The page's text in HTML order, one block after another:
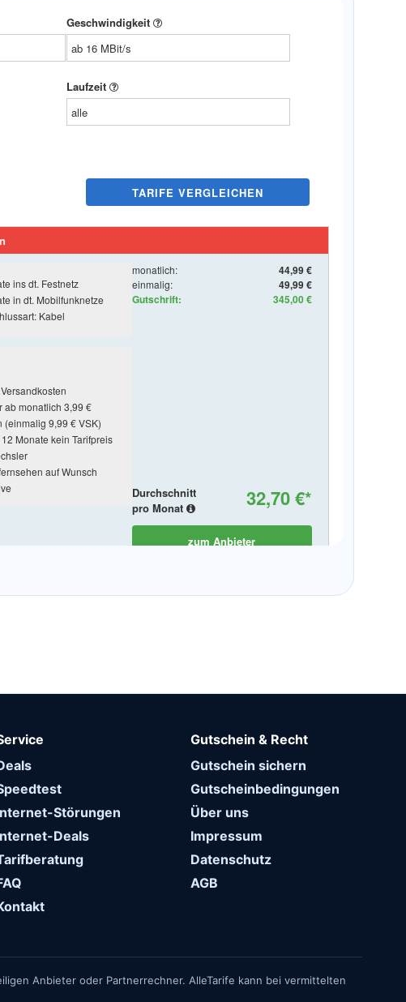
Störungen
Deals
Gutschein & Recht
Gutschein sichern
Gutscheinbedingungen
Über uns
Impressum
Datenschutz
AGB
Anbieter oder Partnerrechner. AlleTarife kann bei vermittelten